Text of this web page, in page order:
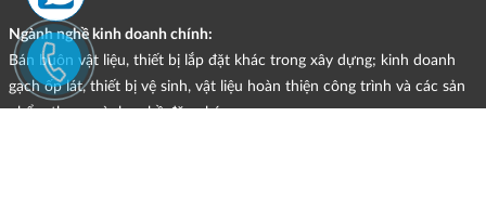
Ngành nghề kinh doanh chính:
Bán buôn vật liệu, thiết bị lắp đặt khác trong xây dựng; kinh doanh
gạch ốp lát, thiết bị vệ sinh, vật liệu hoàn thiện công trình và các sản
phẩm theo ngành nghề đăng ký.